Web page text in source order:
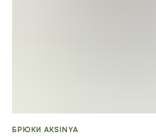
БРЮКИ AKSINYA